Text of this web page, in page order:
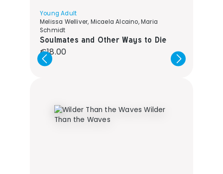
Young Adult
Melissa Welliver, Micaela Alcaino, Maria
Schmidt
Soulmates and Other Ways to Die
Regular price:
€18.00